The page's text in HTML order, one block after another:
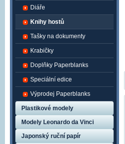
Diáře
Knihy hostů
Tašky na dokumenty
Krabičky
Doplňky Paperblanks
Speciální edice
Výprodej Paperblanks
Plastikové modely
Modely Leonardo da Vinci
Japonský ruční papír